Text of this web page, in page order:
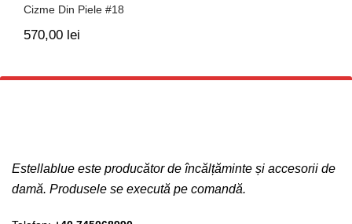
Cizme Din Piele #18
570,00 lei
Estellablue este producător de încălțăminte și accesorii de
damă. Produsele se execută pe comandă.